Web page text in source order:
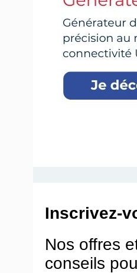
Inscrivez-
Nos offres
conseils